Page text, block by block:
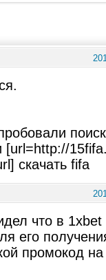
[url=http://
скачать fifa
что в
его
промокод